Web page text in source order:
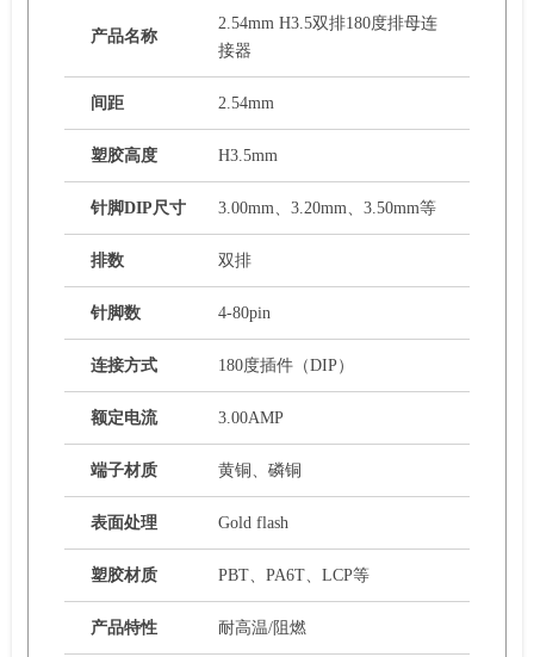
产品名称
2.54mm H3.5双排180度排母连
接器
间距 2.54mm
塑胶高度 H3.5mm
针脚DIP尺寸 3.00mm、3.20mm、3.50mm等
排数 双排
针脚数 4-80pin
连接方式 180度插件（DIP）
额定电流 3.00AMP
端子材质 黄铜、磷铜
表面处理 Gold flash
塑胶材质 PBT、PA6T、LCP等
产品特性 耐高温/阻燃